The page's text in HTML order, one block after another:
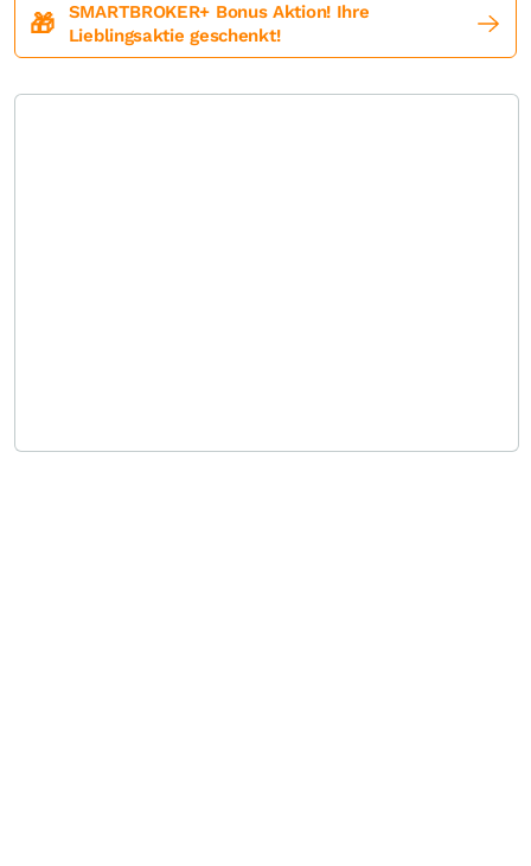
🎁
SMARTBROKER+ Bonus Aktion! Ihre
Lieblingsaktie geschenkt!